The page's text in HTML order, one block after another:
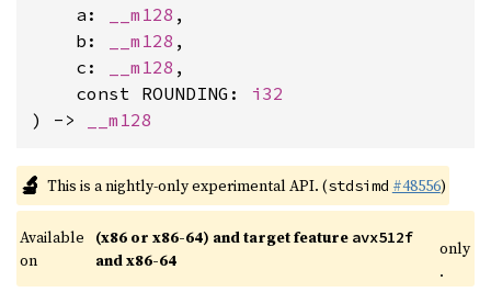
    a:
__m128 ,
    b:
__m128 ,
    c:
__m128 ,
    const ROUNDING:
i32
) ->
__m128
🔬 This is a nightly-only experimental API. (stdsimd #48556)
Available
on
(x86 or x86-64) and target feature avx512f
and x86-64
only
.